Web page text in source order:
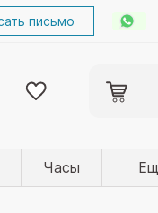
письмо
Часы